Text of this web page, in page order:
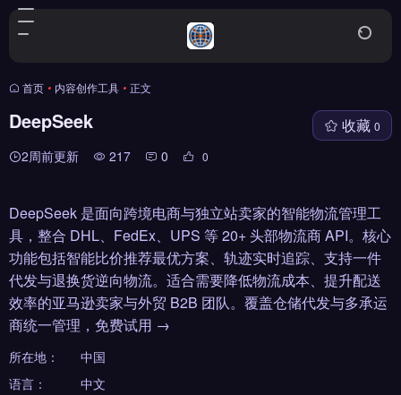
首页 • 内容创作工具 • 正文
DeepSeek
2周前更新 217 0 0
收藏 0
DeepSeek 是面向跨境电商与独立站卖家的智能物流管理工
具，整合 DHL、FedEx、UPS 等 20+ 头部物流商 API。核心
功能包括智能比价推荐最优方案、轨迹实时追踪、支持一件
代发与退换货逆向物流。适合需要降低物流成本、提升配送
效率的亚马逊卖家与外贸 B2B 团队。覆盖仓储代发与多承运
商统一管理，免费试用 →
所在地：
中国
语言：
中文